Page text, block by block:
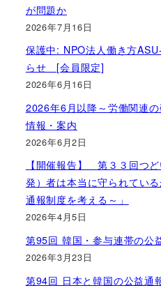
が問題か
2026年7月16日
保護中: NPO法人働き方
らせ [会員限定]
2026年6月16日
2026年6月以降～労働関連
情報・案内
2026年6月2日
【開催報告】 第３３回つ
発）者は本当に守られてい
通報制度を考える～」
2026年4月5日
第95回 韓国・参与連帯の公
2026年3月23日
第94回 日本と韓国の公益通